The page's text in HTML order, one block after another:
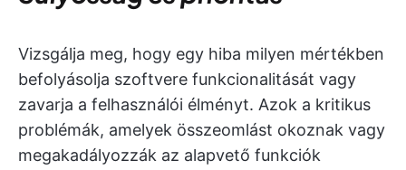
Vizsgálja meg, hogy egy hiba milyen mértékben
befolyásolja szoftvere funkcionalitását vagy
zavarja a felhasználói élményt. Azok a kritikus
problémák, amelyek összeomlást okoznak vagy
megakadályozzák az alapvető funkciók